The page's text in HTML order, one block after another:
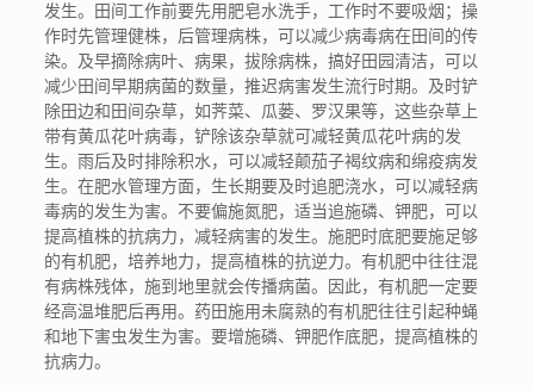
发生。田间工作前要先用肥皂水洗手，工作时不要吸烟；操
作时先管理健株，后管理病株，可以减少病毒病在田间的传
染。及早摘除病叶、病果，拔除病株，搞好田园清洁，可以
减少田间早期病菌的数量，推迟病害发生流行时期。及时铲
除田边和田间杂草，如荠菜、瓜蒌、罗汉果等，这些杂草上
带有黄瓜花叶病毒，铲除该杂草就可减轻黄瓜花叶病的发
生。雨后及时排除积水，可以减轻颠茄子褐纹病和绵疫病发
生。在肥水管理方面，生长期要及时追肥浇水，可以减轻病
毒病的发生为害。不要偏施氮肥，适当追施磷、钾肥，可以
提高植株的抗病力，减轻病害的发生。施肥时底肥要施足够
的有机肥，培养地力，提高植株的抗逆力。有机肥中往往混
有病株残体，施到地里就会传播病菌。因此，有机肥一定要
经高温堆肥后再用。药田施用未腐熟的有机肥往往引起种蝇
和地下害虫发生为害。要增施磷、钾肥作底肥，提高植株的
抗病力。